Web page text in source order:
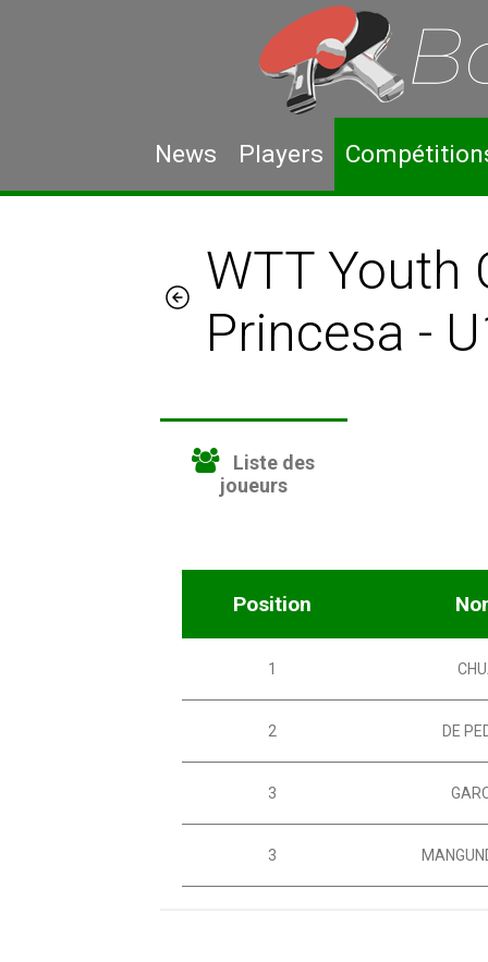
News Players
WTT Youth
Princesa -
Liste des
joueurs
Position
1
2 DE
3
3